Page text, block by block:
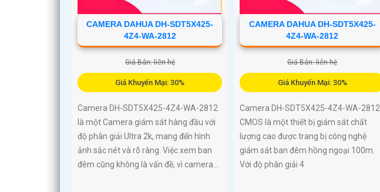
CAMERA DAHUA DH-SDT5X425-
4Z4-WA-2812
Giá Bán: liên hệ
Giá Khuyến Mại: 30%
Camera DH-SDT5X425-4Z4-WA-2812
là một Camera giám sát hàng đầu với
độ phân giải Ultra 2k, mang đến hình
ảnh sắc nét và rõ ràng. Việc xem ban
đêm cũng không là vấn đề, vì camera...
CAMERA DAHUA DH-SDT5X425-
4Z4-WA-2812
Giá Bán: liên hệ
Giá Khuyến Mại: 30%
Camera DH-SDT5X425-4Z4-WA-2812
CMOS là một thiết bị giám sát chất
lượng cao được trang bị công nghệ
giám sát ban đêm hồng ngoại 100m.
Với độ phân giải 4